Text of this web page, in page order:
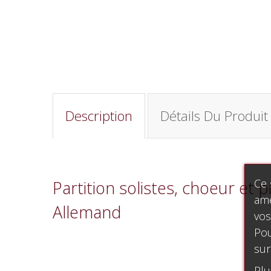
Description Détails Du Produit
Partition solistes, choeur et
Allemand